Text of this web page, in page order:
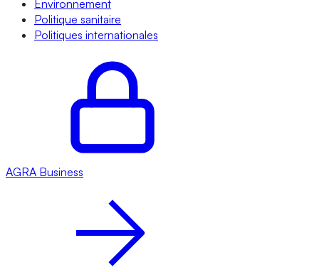
Environnement
Politique sanitaire
Politiques internationales
AGRA Business